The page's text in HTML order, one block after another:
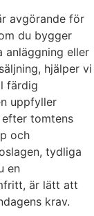
avgörande för
du bygger
anläggning eller
hjälper vi
färdig
uppfyller
efter tomtens
och
tydliga
en
är lätt att
krav.